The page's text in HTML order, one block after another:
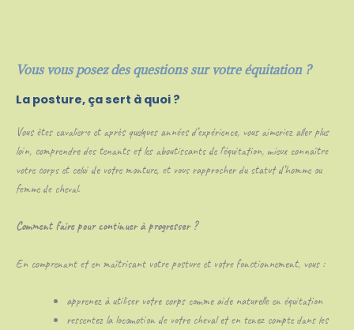
Vous vous posez des questions sur votre équitation ?
La posture, ça sert à quoi ?
Vous êtes cavalier•e et après quelques années d’expérience, vous aimeriez aller plus
loin, comprendre des tenants et les aboutissants de l’équitation, mieux connaître
votre corps et celui de votre monture, et vous rapprocher du statut d’homme ou
femme de cheval.
Comment faire pour continuer à progresser ?
En comprenant et en maîtrisant votre posture et votre fonctionnement, vous :
apprenez à utiliser votre corps comme aide naturelle en équitation
ressentez la locomotion de votre cheval et en tenez compte dans les